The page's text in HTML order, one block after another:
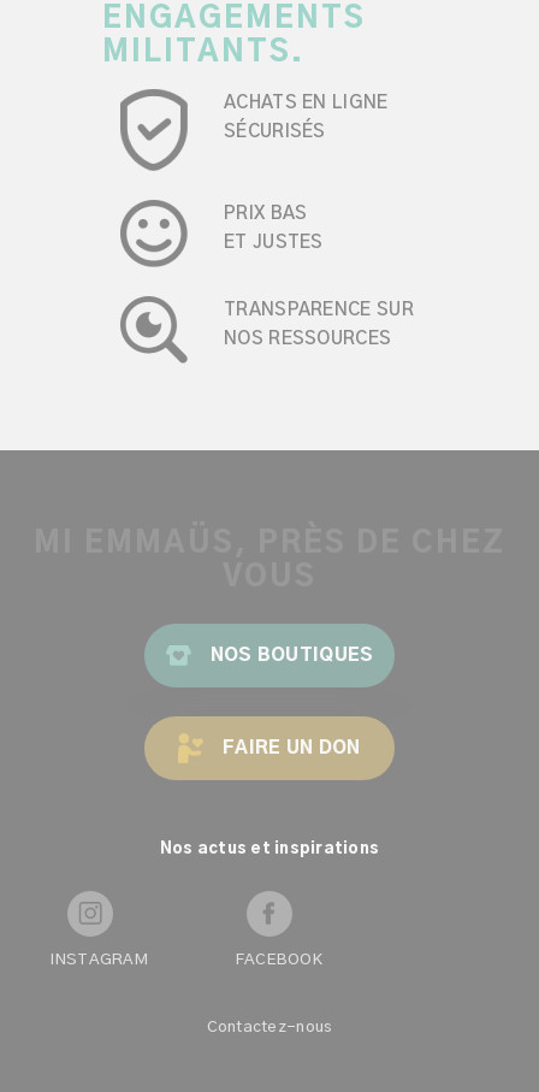
ENGAGEMENTS
MILITANTS.
ACHATS EN LIGNE
SÉCURISÉS
PRIX BAS
ET JUSTES
TRANSPARENCE SUR
NOS RESSOURCES
Contactez-nous
NOS BOUTIQUES
FAIRE UN DON
Nos actus et inspirations
INSTAGRAM FACEBOOK